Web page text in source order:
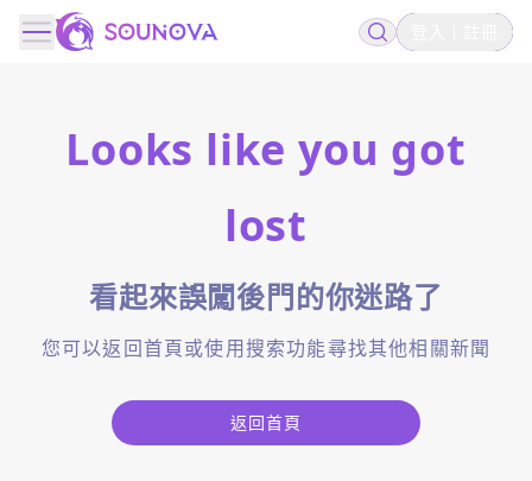
Looks like you got
lost
看起來誤闖後門的你迷路了
您可以返回首頁或使用搜索功能尋找其他相關新聞
返回首頁